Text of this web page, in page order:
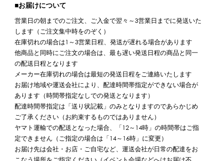
■お届けについて
営業日の朝までのご注文、ご入金で翌々～3営業日までに発送いた
します（ご注文集中時をのぞく）
在庫切れの場合は1～3営業日程、発送が遅れる場合があります
他商品と同時にご注文の場合は、最も遅い発送日程の商品と同一
の配送日程となります
メーカー在庫切れの場合は最短の発送日程をご連絡いたします
お届け地域や運送会社により、配達時間帯指定ができない場合が
あります（時間帯指定なしでの発送となります）
配達時間帯指定は「送り状記載」のみとなりますのであらかじめ
ご了承ください（お約束するものではありません）
ヤマト運輸での配送となった場合、「12～14時」の時間帯はご指
定できません（ご指定の場合は「14～16時」に変更）
お届け先は会社・お店・ご自宅など、運送会社が日常の配達をお